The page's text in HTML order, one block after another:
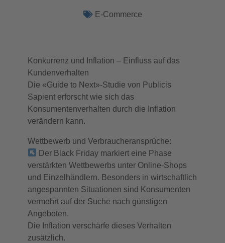
E-Commerce
Konkurrenz und Inflation – Einfluss auf das
Kundenverhalten
Die «Guide to Next»-Studie von Publicis
Sapient erforscht wie sich das
Konsumentenverhalten durch die Inflation
verändern kann.
Wettbewerb und Verbraucheransprüche:
Der Black Friday markiert eine Phase
verstärkten Wettbewerbs unter Online-Shops
und Einzelhändlern. Besonders in wirtschaftlich
angespannten Situationen sind Konsumenten
vermehrt auf der Suche nach günstigen
Angeboten.
Die Inflation verschärfe dieses Verhalten
zusätzlich.